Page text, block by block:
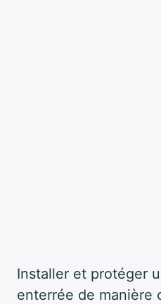
Installer et protéger
enterrée de manière